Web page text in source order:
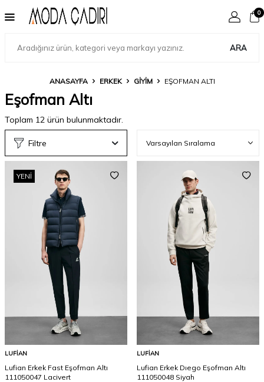
ARA
0
ANASAYFA ERKEK GIYIM EŞOFMAN ALTI
Eşofman Altı
Toplam 12 ürün bulunmaktadır.
Filtre
YENI
LUFIAN
Lufian Erkek Fast Eşofman Altı
111050047 Lacivert
LUFIAN
Lufian Erkek Dıego Eşofman Altı
111050048 Siyah